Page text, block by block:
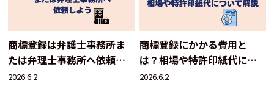
商標登録は弁護士事務所ま
たは弁理士事務所へ依頼し
よう
2026.6.2
商標登録にかかる費用と
は？相場や特許印紙代につ
いて解説
2026.6.2